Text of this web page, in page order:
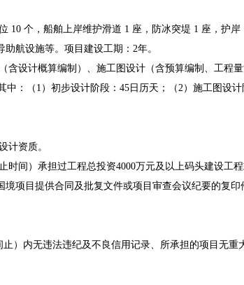
10 个，船舶上岸维护滑道 1 座，防冰突堤 1 座，护
助航设施等。 项目建设工期：2年。
含设计概算编制）、施工图设计（含预算编制、工程量
中：（1）初步设计阶段：45日历天；（2）施工图
计资质。
时间）承担过工程总投资4000万元及以上码头建设工
项目提供合同及批复文件或项目审查会议纪要的复
）内无违法违纪及不良信用记录、所承担的项目无重